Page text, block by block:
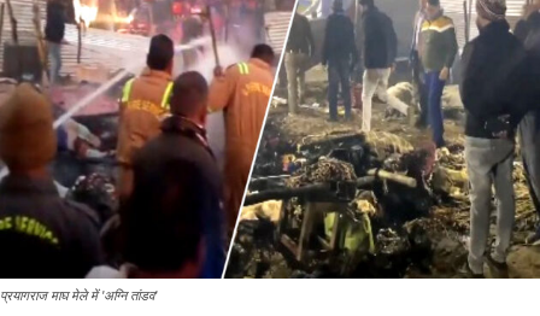
प्रयागराज माघ मेले में 'अग्नि तांडव'